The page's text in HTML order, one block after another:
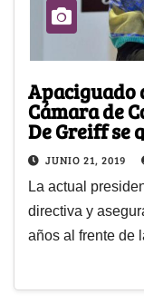
Apaciguado
Cámara de
De Greiff se
JUNIO 21, 2019
La actual
directiva y
años al frente de